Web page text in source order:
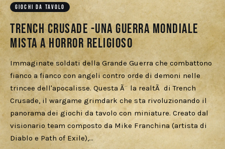
GIOCHI DA TAVOLO
Trench Crusade -Una Guerra Mondiale
mista a Horror Religioso
Immaginate soldati della Grande Guerra che combattono
fianco a fianco con angeli contro orde di demoni nelle
trincee dell'apocalisse. Questa Ã¨ la realtÃ di Trench
Crusade, il wargame grimdark che sta rivoluzionando il
panorama dei giochi da tavolo con miniature. Creato dal
visionario team composto da Mike Franchina (artista di
Diablo e Path of Exile),…